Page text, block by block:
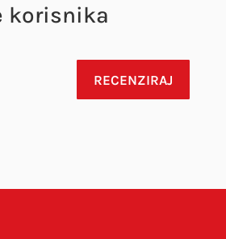
korisnika
RECENZIRAJ